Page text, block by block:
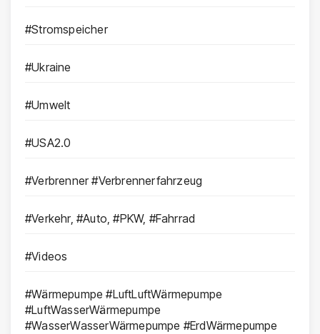
#Stromspeicher
#Ukraine
#Umwelt
#USA2.0
#Verbrenner #Verbrennerfahrzeug
#Verkehr, #Auto, #PKW, #Fahrrad
#Videos
#Wärmepumpe #LuftLuftWärmepumpe
#LuftWasserWärmepumpe
#WasserWasserWärmepumpe #ErdWärmepumpe